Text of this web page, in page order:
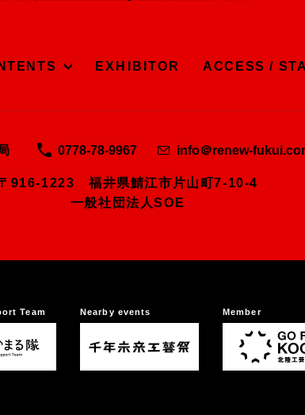
EXHIBITOR ACCESS /
0778-78-9967 info＠renew-
916-1223 福井県鯖江市片山町7-10-4
一般社団法人SOE
Team Nearby events Member